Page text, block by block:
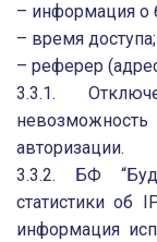
– информация о
– время доступа;
– реферер
3.3.1.
невозможность
авторизации.
3.3.2. БФ
статистики об
информация